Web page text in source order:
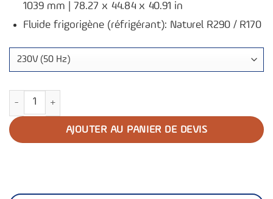
1039 mm | 78.27 x 44.84 x 40.91 in
Fluide frigorigène (réfrigérant): Naturel R290 / R170
quantité de Congélateur ultra-basse température U901
AJOUTER AU PANIER DE DEVIS